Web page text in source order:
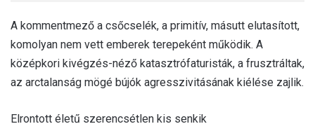
A kommentmező a csőcselék, a primitív, másutt elutasított,
komolyan nem vett emberek terepeként működik. A
középkori kivégzés-néző katasztrófaturisták, a frusztráltak,
az arctalanság mögé bújók agresszivitásának kiélése zajlik.
Elrontott életű szerencsétlen kis senkik